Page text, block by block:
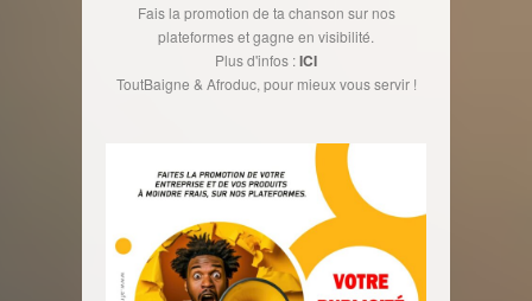
Fais la promotion de ta chanson sur nos
plateformes et gagne en visibilité.
Plus d'infos :ICI
ToutBaigne & Afroduc, pour mieux vous servir !